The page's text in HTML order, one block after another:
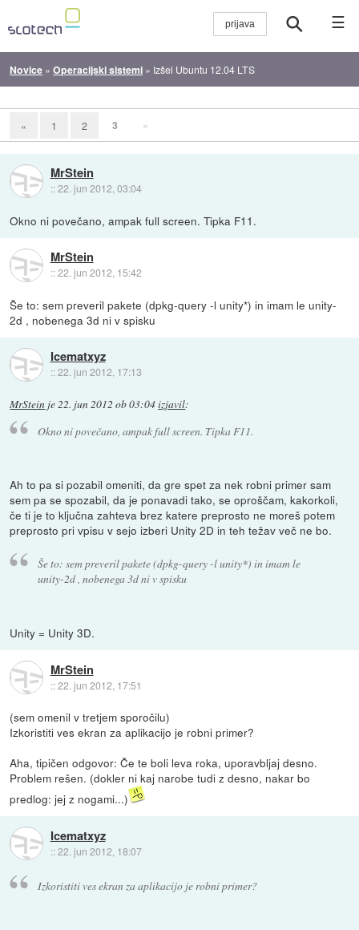
☰
Novice »Operacijski sistemi » Izšel Ubuntu 12.04 LTS
« 1 2 3 »
MrStein
::22. jun 2012, 03:04
Okno ni povečano, ampak full screen. Tipka F11.
MrStein
::22. jun 2012, 15:42
Še to: sem preveril pakete (dpkg-query -l unity*) in imam le unity-
2d , nobenega 3d ni v spisku
Icematxyz
::22. jun 2012, 17:13
MrStein je22. jun 2012 ob 03:04izjavil:
Okno ni povečano, ampak full screen. Tipka F11.
Ah to pa si pozabil omeniti, da gre spet za nek robni primer sam
sem pa se spozabil, da je ponavadi tako, se oproščam, kakorkoli,
če ti je to ključna zahteva brez katere preprosto ne moreš potem
preprosto pri vpisu v sejo izberi Unity 2D in teh težav več ne bo.
Še to: sem preveril pakete (dpkg-query -l unity*) in imam le
unity-2d , nobenega 3d ni v spisku
Unity = Unity 3D.
MrStein
::22. jun 2012, 17:51
(sem omenil v tretjem sporočilu)
Izkoristiti ves ekran za aplikacijo je robni primer?
Aha, tipičen odgovor: Če te boli leva roka, uporavbljaj desno.
Problem rešen. (dokler ni kaj narobe tudi z desno, nakar bo
predlog: jej z nogami...)
Icematxyz
::22. jun 2012, 18:07
Izkoristiti ves ekran za aplikacijo je robni primer?